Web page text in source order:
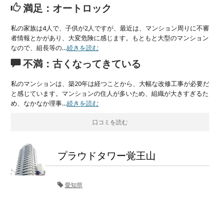
満足：オートロック
私の家族は4人で、子供が2人ですが、最近は、マンション周りに不審
者情報とかがあり、大変危険に感じます。もともと大型のマンション
なので、組長等の…続きを読む
不満：古くなってきている
私のマンションは、築20年は経つことから、大幅な改修工事が必要だ
と感じています。マンションの住人が多いため、組織が大きすぎるた
め、なかなか理事…続きを読む
口コミを読む
プラウドタワー覚王山
愛知県